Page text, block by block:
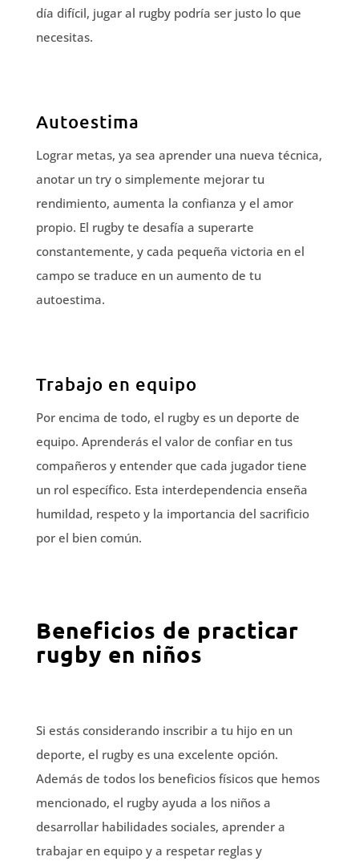
día difícil, jugar al rugby podría ser justo lo que
necesitas.
Autoestima
Lograr metas, ya sea aprender una nueva técnica,
anotar un try o simplemente mejorar tu
rendimiento, aumenta la confianza y el amor
propio. El rugby te desafía a superarte
constantemente, y cada pequeña victoria en el
campo se traduce en un aumento de tu
autoestima.
Trabajo en equipo
Por encima de todo, el rugby es un deporte de
equipo. Aprenderás el valor de confiar en tus
compañeros y entender que cada jugador tiene
un rol específico. Esta interdependencia enseña
humildad, respeto y la importancia del sacrificio
por el bien común.
Beneficios de practicar
rugby en niños
Si estás considerando inscribir a tu hijo en un
deporte, el rugby es una excelente opción.
Además de todos los beneficios físicos que hemos
mencionado, el rugby ayuda a los niños a
desarrollar habilidades sociales, aprender a
trabajar en equipo y a respetar reglas y